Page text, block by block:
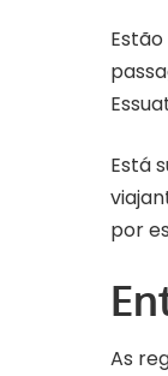
Está
por
As